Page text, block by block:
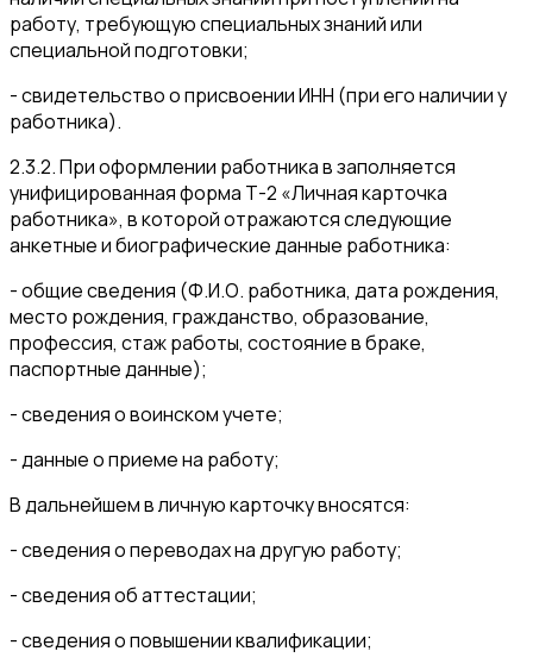
работу, требующую специальных знаний или
специальной подготовки;
- свидетельство о присвоении ИНН (при его наличии у
работника).
2.3.2. При оформлении работника в заполняется
унифицированная форма Т-2 «Личная карточка
работника», в которой отражаются следующие
анкетные и биографические данные работника:
- общие сведения (Ф.И.О. работника, дата рождения,
место рождения, гражданство, образование,
профессия, стаж работы, состояние в браке,
паспортные данные);
- сведения о воинском учете;
- данные о приеме на работу;
В дальнейшем в личную карточку вносятся:
- сведения о переводах на другую работу;
- сведения об аттестации;
- сведения о повышении квалификации;